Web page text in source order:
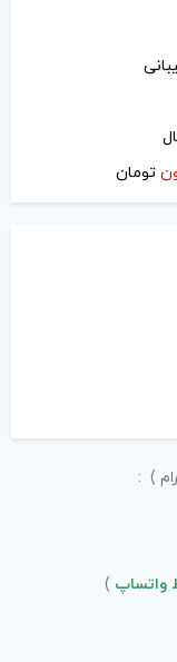
اجتماعی
کالا
کاربران در
سوال یا درخواست
تومان
) :
واتساپ )